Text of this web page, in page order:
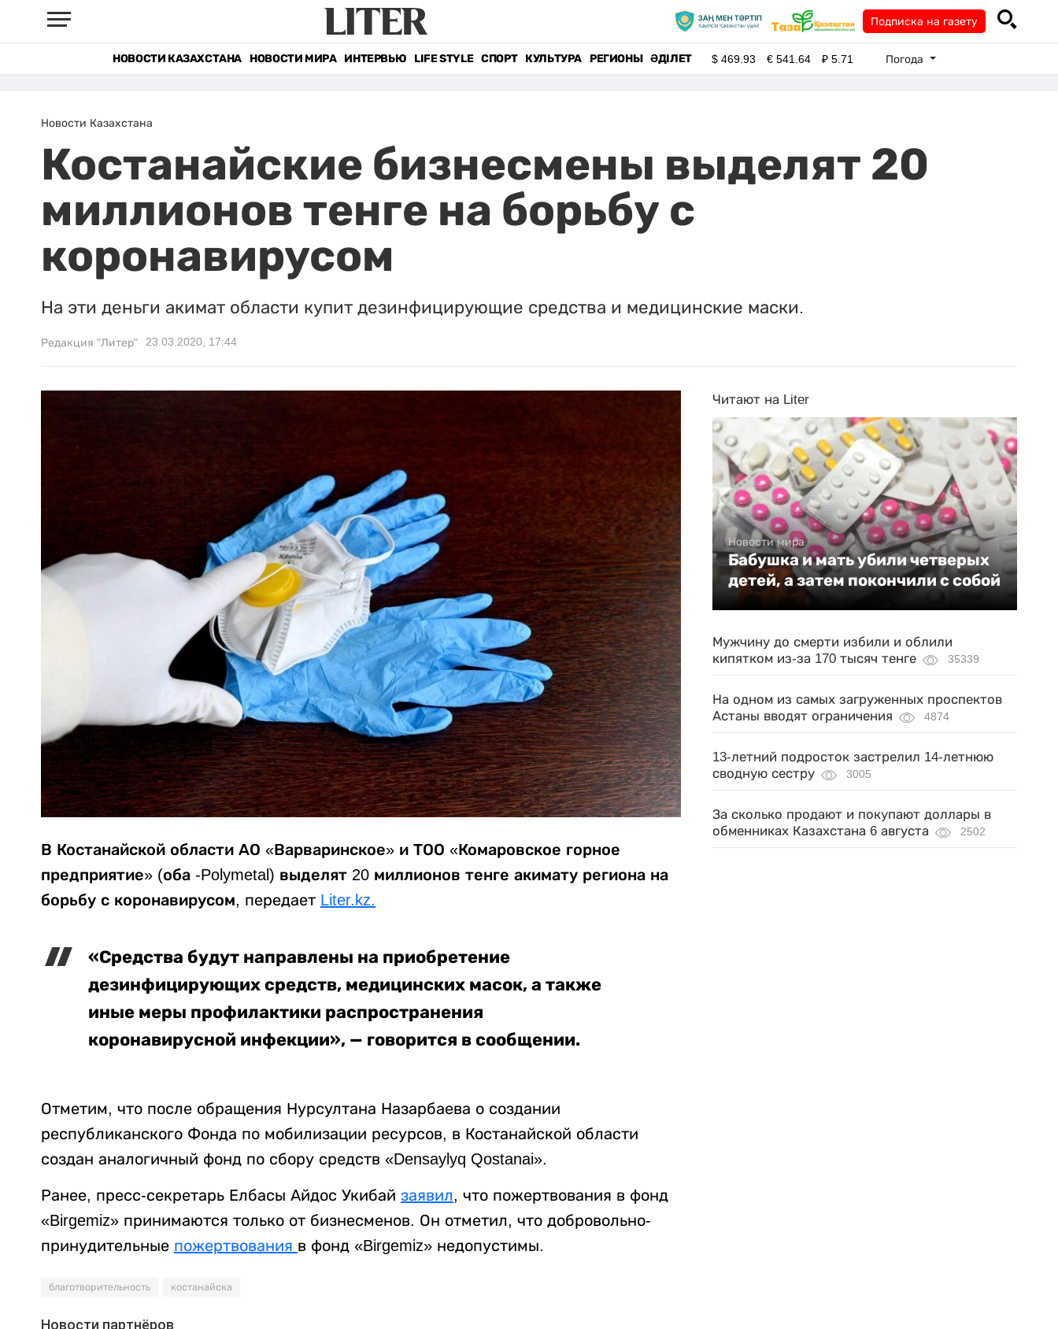
Подписка на газету
НОВОСТИ КАЗАХСТАНА НОВОСТИ МИРА ИНТЕРВЬЮ LIFE STYLE СПОРТ КУЛЬТУРА РЕГИОНЫ ӘДІЛЕТ $469.93 €541.64 ₽5.71 Погода
Новости Казахстана
Костанайские бизнесмены выделят 20
миллионов тенге на борьбу с
коронавирусом
На эти деньги акимат области купит дезинфицирующие средства и медицинские маски.
Редакция "Литер" 23.03.2020, 17:44
В Костанайской области АО «Варваринское» и ТОО «Комаровское горное
предприятие» (оба -Polymetal) выделят 20 миллионов тенге акимату региона на
борьбу с коронавирусом, передает Liter.kz.
«Средства будут направлены на приобретение
дезинфицирующих средств, медицинских масок, а также
иные меры профилактики распространения
коронавирусной инфекции», — говорится в сообщении.
Отметим, что после обращения Нурсултана Назарбаева о создании
республиканского Фонда по мобилизации ресурсов, в Костанайской области
создан аналогичный фонд по сбору средств «Densaylyq Qostanai».
Ранее, пресс-секретарь Елбасы Айдос Укибай заявил, что пожертвования в фонд
«Birgemiz» принимаются только от бизнесменов. Он отметил, что добровольно-
принудительные пожертвования в фонд «Birgemiz» недопустимы.
благотворительность костанайска
Читают на Liter
Новости мира
Бабушка и мать убили четверых
детей, а затем покончили с собой
Мужчину до смерти избили и облили
кипятком из-за 170 тысяч тенге
35339
На одном из самых загруженных проспектов
Астаны вводят ограничения
4874
13-летний подросток застрелил 14-летнюю
сводную сестру
3005
За сколько продают и покупают доллары в
обменниках Казахстана 6 августа
2502